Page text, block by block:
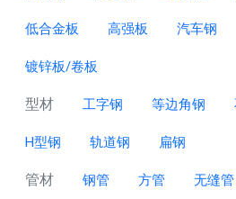
低合金板 高强板 汽车钢
镀锌板/卷板
型材 工字钢 等边角钢
H型钢 轨道钢 扁钢
管材 钢管 方管 无缝管